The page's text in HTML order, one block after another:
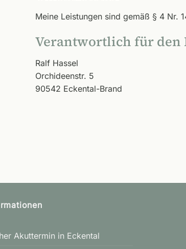
Meine Leistungen sind gemäß § 4 Nr.
Verantwortlich für den
Ralf Hassel
Orchideenstr. 5
90542 Eckental-Brand
Akuttermin in Eckental